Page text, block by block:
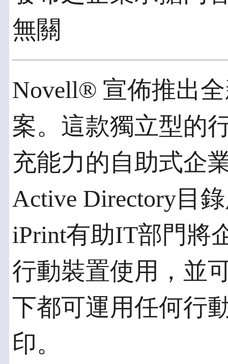
無關
Novell® 宣佈推出
案。這款獨立型的
充能力的自助式企
Active Directory目
iPrint有助IT部門將
行動裝置使用，並
下都可運用任何行
印。